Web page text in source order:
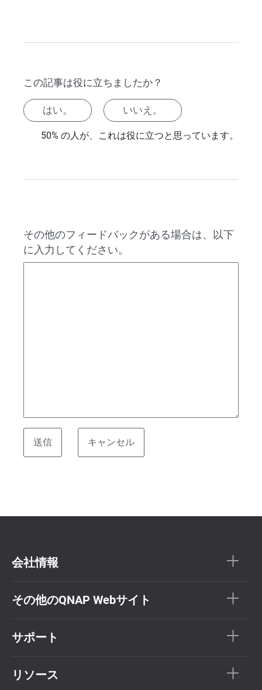
この記事は役に立ちましたか？
はい。 いいえ。
50% の人が、これは役に立つと思っています。
その他のフィードバックがある場合は、以下
に入力してください。
会社情報
その他のQNAP Webサイト
サポート
リソース